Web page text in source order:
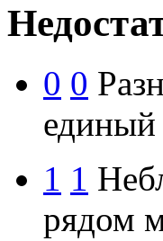
0 0
единый
1 1
рядом